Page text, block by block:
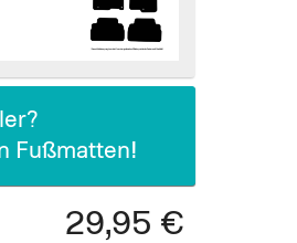
Fußmatten!
29,95 €